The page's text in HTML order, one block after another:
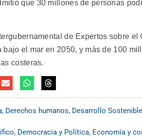
que 30 millones de personas
de Expertos sobre
bajo el mar en 2050, y más de 100
costeras.
, Derechos humanos, Desarrollo Sostenible
, Democracia y Política, Economía y